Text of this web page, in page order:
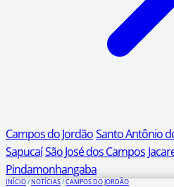
Campos do JordãoSanto Antônio
SapucaíSão José dos Campos
Pindamonhangaba
INÍCIO/NOTÍCIAS/CAMPOS DO JORDÃO